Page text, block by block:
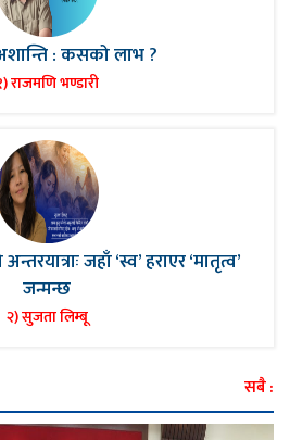
: कसको लाभ ?
राजमणि भण्डारी
जहाँ ‘स्व’ हराएर ‘मातृत्व’
जन्मन्छ
२) सुजता लिम्बू
सबै :